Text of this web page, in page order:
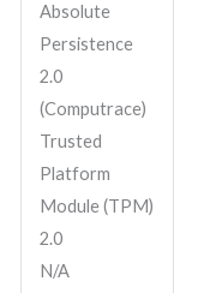
Absolute
Persistence
2.0
(Computrace)
Trusted
Platform
Module (TPM)
2.0
N/A